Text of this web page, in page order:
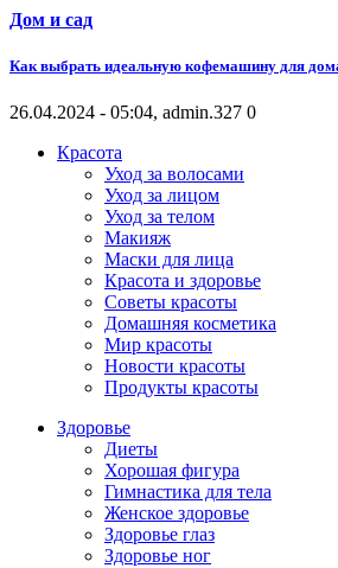
Дом и сад
Как выбрать идеальную кофемашину для
26.04.2024 - 05:04, admin.327 0
Красота
Уход за волосами
Уход за лицом
Уход за телом
Макияж
Маски для лица
Красота и здоровье
Советы красоты
Домашняя косметика
Мир красоты
Новости красоты
Продукты красоты
Здоровье
Диеты
Хорошая фигура
Гимнастика для тела
Женское здоровье
Здоровье глаз
Здоровье ног